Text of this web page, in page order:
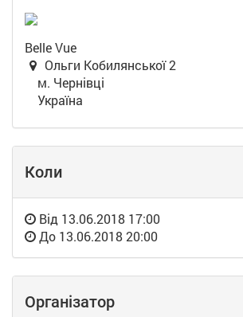
Belle Vue
Ольги Кобилянської 2
м. Чернівці
Україна
Коли
Від 13.06.2018 17:00
До 13.06.2018 20:00
Організатор